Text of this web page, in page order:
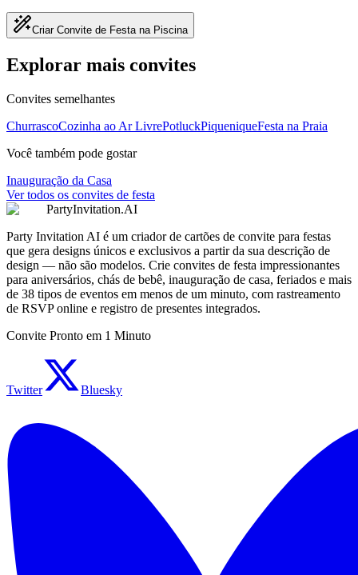
Criar Convite de Festa na Piscina
Explorar mais convites
Convites semelhantes
ChurrascoCozinha ao Ar LivrePotluckPiqueniqueFesta na Praia
Você também pode gostar
Inauguração da Casa
Ver todos os convites de festa
PartyInvitation.AI
Party Invitation AI é um criador de cartões de convite para festas
que gera designs únicos e exclusivos a partir da sua descrição de
design — não são modelos. Crie convites de festa impressionantes
para aniversários, chás de bebê, inauguração de casa, feriados e mais
de 38 tipos de eventos em menos de um minuto, com rastreamento
de RSVP online e registro de presentes integrados.
Convite Pronto em 1 Minuto
Twitter Bluesky